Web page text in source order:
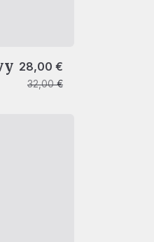
32,00€
Ursprünglicher Preis war:
28,00 €
Aktueller Preis ist: 28,00